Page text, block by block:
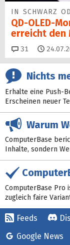
IN SCHWARZ
QD-OLED-
erreicht den
31 Kommentare
Nichts
Erhalte eine Push-
Erscheinen neuer
Warum
ComputerBase
Inhalte, sondern
ComputerBase Pro
zugleich faire
Feeds
Google News